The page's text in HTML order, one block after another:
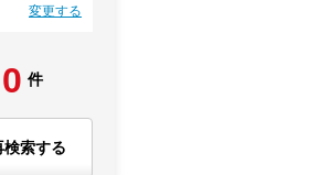
変更する
0 件
検索する